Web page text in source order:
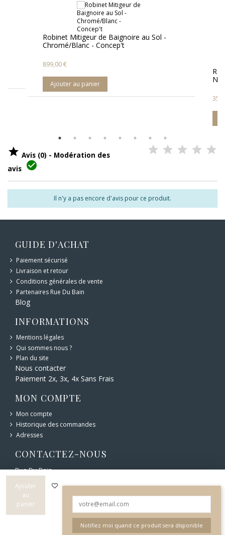
Ajouter
au
panier
Notifiez moi quand ce produit sera disponible
au Sol -
Robinet Mitigeur de Baignoire au Sol -
Noir Mat - Concep't
359,60 €899,00 €
 Avis (0) - Modération des
avis 
Il n'y a pas encore d'avis pour ce produit.
GUIDE D'ACHAT
Paiement sécurisé
Livraison et retour
Conditions générales de vente
Partenaires Rue Du Bain
Blog
INFORMATIONS
Mentions légales
Qui sommes nous ?
Plan du site
Nous contacter
Paiement 2x, 3x, 4x Sans Frais
MON COMPTE
Mon compte
Historique des commandes
Adresses
CONTACTEZ-NOUS
Rue Du Bain
6 bd Carnot 12400 Saint-Affrique
05 65 49 44 76